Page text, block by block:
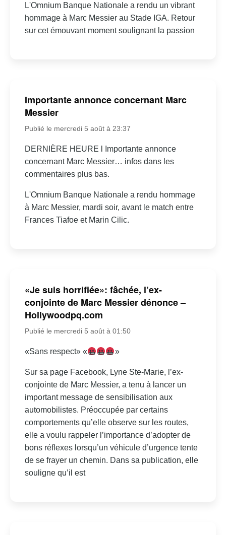
L'Omnium Banque Nationale a rendu un vibrant
hommage à Marc Messier au Stade IGA. Retour
sur cet émouvant moment soulignant la passion
Importante annonce concernant Marc
Messier
Publié le mercredi 5 août à 23:37
DERNIÈRE HEURE l Importante annonce
concernant Marc Messier… infos dans les
commentaires plus bas.
L'Omnium Banque Nationale a rendu hommage
à Marc Messier, mardi soir, avant le match entre
Frances Tiafoe et Marin Cilic.
«Je suis horrifiée»: fâchée, l’ex-
conjointe de Marc Messier dénonce –
Hollywoodpq.com
Publié le mercredi 5 août à 01:50
«Sans respect» « »
Sur sa page Facebook, Lyne Ste-Marie, l’ex-
conjointe de Marc Messier, a tenu à lancer un
important message de sensibilisation aux
automobilistes. Préoccupée par certains
comportements qu’elle observe sur les routes,
elle a voulu rappeler l’importance d’adopter de
bons réflexes lorsqu’un véhicule d’urgence tente
de se frayer un chemin. Dans sa publication, elle
souligne qu’il est